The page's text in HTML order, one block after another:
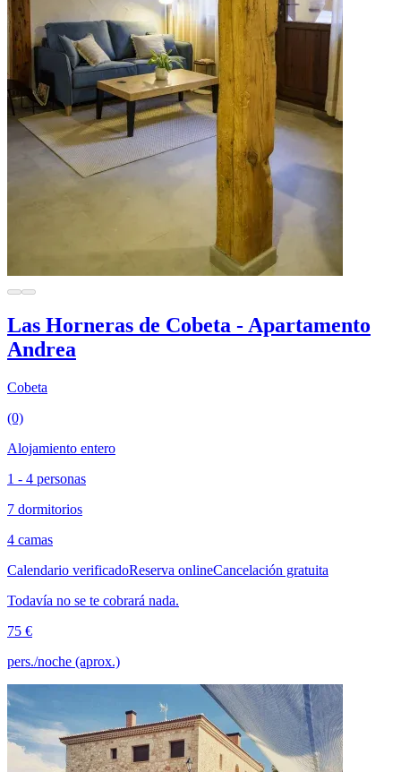
Las Horneras de Cobeta - Apartamento
Andrea
Cobeta
(0)
Alojamiento entero
1 - 4 personas
7 dormitorios
4 camas
Calendario verificadoReserva onlineCancelación gratuita
Todavía no se te cobrará nada.
75 €
pers./noche (aprox.)